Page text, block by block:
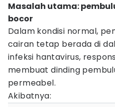
Masalah utama:
bocor
Dalam kondisi normal,
cairan tetap berada di
infeksi hantavirus,
membuat dinding
permeabel.
Akibatnya: